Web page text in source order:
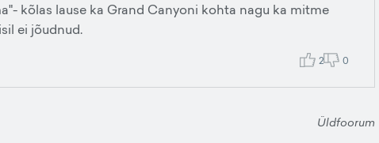
kõlas lause ka Grand Canyoni kohta nagu ka mitme
ei jõudnud.
2 0
Üldfoorum